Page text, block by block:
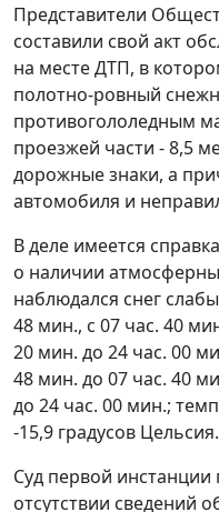
Представители
составили свой акт
на месте ДТП, в
полотно-ровный
противогололедным
проезжей части - 8,5
дорожные знаки, а
автомобиля и
В деле имеется
о наличии
наблюдался снег
48 мин., с 07 час. 40
20 мин. до 24 час. 00
48 мин. до 07 час. 40
до 24 час. 00 мин.;
-15,9 градусов Цельсия.
Суд первой
отсутствии сведений